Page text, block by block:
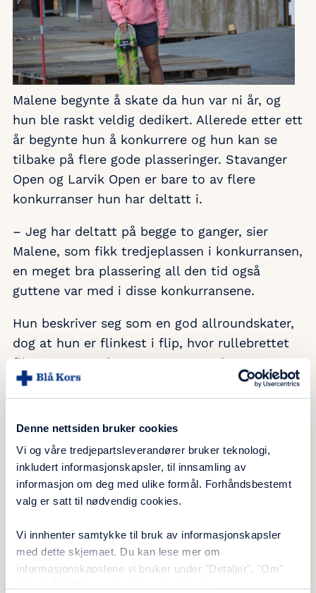
Denne nettsiden bruker cookies
Vi og våre tredjepartsleverandører bruker teknologi,
inkludert informasjonskapsler, til innsamling av
informasjon om deg med ulike formål. Forhåndsbestemt
valg er satt til nødvendig cookies.
Vi innhenter samtykke til bruk av informasjonskapsler
med dette skjemaet. Du kan lese mer om
informasjonskapslene vi bruker under "Detaljer", "Om"
Malene begynte å skate da hun var ni år, og
hun ble raskt veldig dedikert. Allerede etter ett
år begynte hun å konkurrere og hun kan se
tilbake på flere gode plasseringer. Stavanger
Open og Larvik Open er bare to av flere
konkurranser hun har deltatt i.
– Jeg har deltatt på begge to ganger, sier
Malene, som fikk tredjeplassen i konkurransen,
en meget bra plassering all den tid også
guttene var med i disse konkurransene.
Hun beskriver seg som en god allroundskater,
dog at hun er flinkest i flip, hvor rullebrettet
flippes 180 grader og snus 90 grader.
Vision Skatepark
Det å skulle skate krever sin jente. Gjøres ikke
tricksene riktig, ender man i bakken med et
brak. På spørsmål om hun har skadet seg mye,
kommer svaret kjapt: Ja!
– Men det går. Det er bare å prøve på nytt
inntil det man prøver på sitter, gliser hun.